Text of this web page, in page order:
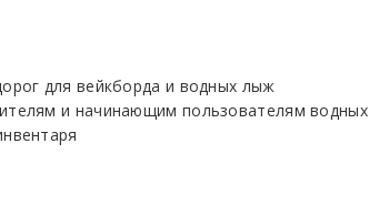
для вейкборда и водных лыж
и начинающим пользователям водных